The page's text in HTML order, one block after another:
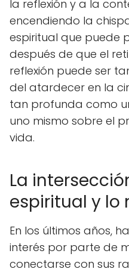
la reflexión y a la
encendiendo la
espiritual que puede
después de que el
reflexión puede ser
del atardecer en la
tan profunda como
uno mismo sobre el
vida.
La
espiritual y lo
En los últimos años,
interés por parte de
conectarse con sus